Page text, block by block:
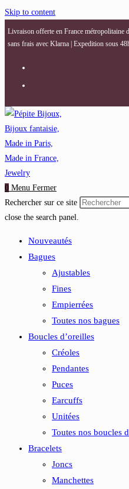
Skip to content
Livraison offerte en France métropolitaine
sans frais avec Klarna | Expedition sous
0 Menu Fermer
Rechercher sur ce site
close the search panel.
Nouveautés
Bagues
Ajustables
Fines
Empierrées
Toutes nos bagues
Boucles d’oreilles
Créoles
Pendantes
Puces
Earcuffs
Unitées
Toutes nos boucles
Bracelets
Joncs
Manchettes